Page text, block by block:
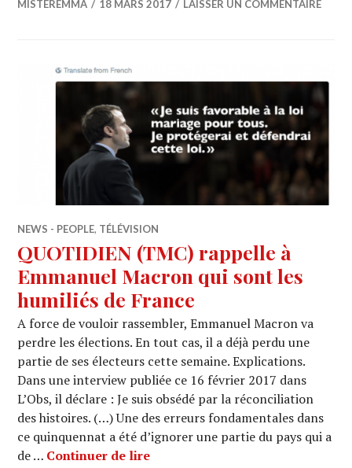
MISTEREMMA 18 MARS 2017 LAISSER UN COMMENTAIRE
NEWS - PEOPLE, TÉLÉVISION
QUOTIDIEN (TMC) rappelle à
Emmanuel Macron qui sont les
humiliés de France
A force de vouloir rassembler, Emmanuel Macron va
perdre les élections. En tout cas, il a déjà perdu une
partie de ses électeurs cette semaine. Explications.
Dans une interview publiée ce 16 février 2017 dans
L’Obs, il déclare : Je suis obsédé par la réconciliation
des histoires. (…) Une des erreurs fondamentales dans
ce quinquennat a été d’ignorer une partie du pays qui a
de … Continuer de lireQUOTIDIEN (TMC) rappelle à